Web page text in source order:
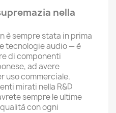
nella
è sempre stata in prima
tecnologie audio — è
di componenti
ad avere
uso commerciale.
mirati nella R&D
sempre le ultime
con ogni